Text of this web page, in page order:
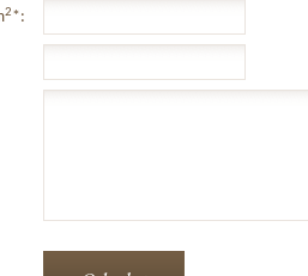
2*: